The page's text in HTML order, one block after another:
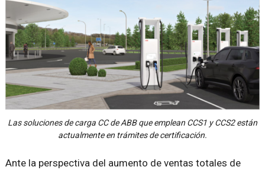
Las soluciones de carga CC de ABB que emplean CCS1 y CCS2 están
actualmente en trámites de certificación.
Ante la perspectiva del aumento de ventas totales de